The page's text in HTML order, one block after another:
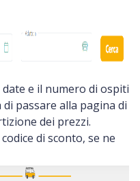
e il numero di ospiti
passare alla pagina di
dei prezzi.
di sconto, se ne